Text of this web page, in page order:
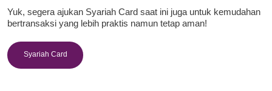
Yuk, segera ajukan Syariah Card saat ini juga untuk kemudahan
bertransaksi yang lebih praktis namun tetap aman!
Syariah Card